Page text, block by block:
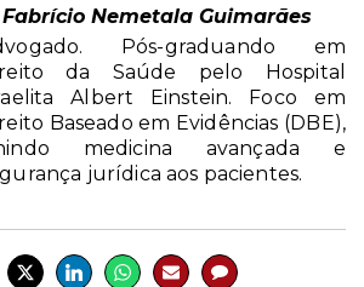
Fabrício Nemetala Guimarães
Pós-graduando em
da Saúde pelo Hospital
Albert Einstein. Foco em
Baseado em Evidências (DBE),
medicina avançada e
jurídica aos pacientes.